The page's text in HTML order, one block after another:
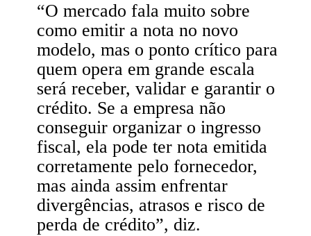
“O mercado fala muito sobre
como emitir a nota no novo
modelo, mas o ponto crítico para
quem opera em grande escala
será receber, validar e garantir o
crédito. Se a empresa não
conseguir organizar o ingresso
fiscal, ela pode ter nota emitida
corretamente pelo fornecedor,
mas ainda assim enfrentar
divergências, atrasos e risco de
perda de crédito”, diz.